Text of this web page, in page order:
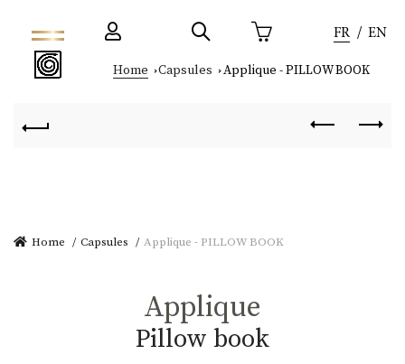
Home Capsules Applique - PILLOW BOOK
Home Capsules Applique - PILLOW BOOK
Applique
pillow book
FR EN